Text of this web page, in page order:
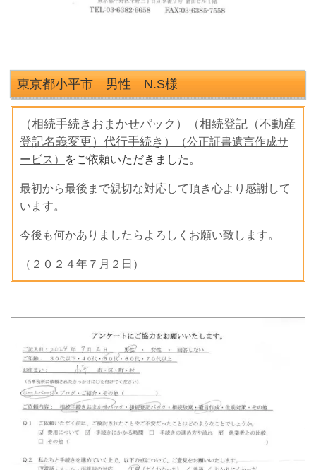
東京都小平市 男性 N.S様
（相続手続きおまかせパック）
（相続登記（不動産
登記名義変更）代行手続き）
（公正証書遺言作成サ
ービス）
をご依頼いただきました。
最初から最後まで親切な対応して頂き心より感謝して
います。
今後も何かありましたらよろしくお願い致します。
（２０２４年７月２日）